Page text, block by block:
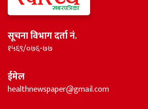
सूचना विभाग दर्ता नं.
१५६९/०७६-७७
ईमेल
healthnewspaper@gmail.com